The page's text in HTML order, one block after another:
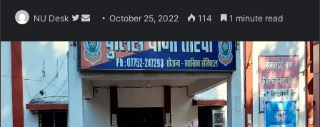
NU Desk
Follow
Twitter
Send
email
October 25, 2022 114 1 minute read